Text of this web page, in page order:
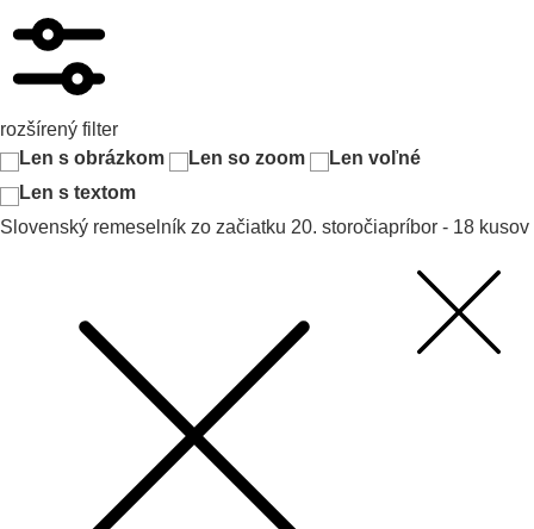
rozšírený filter
Len s obrázkom
Len so zoom
Len voľné
Len s textom
Slovenský remeselník zo začiatku 20. storočiapríbor - 18 kusov